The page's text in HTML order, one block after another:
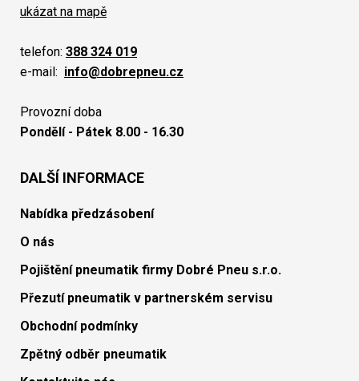
ukázat na mapě
telefon: 388 324 019
e-mail: info@dobrepneu.cz
Provozní doba
Pondělí - Pátek 8.00 - 16.30
DALŠÍ INFORMACE
Nabídka předzásobení
O nás
Pojištění pneumatik firmy Dobré Pneu s.r.o.
Přezutí pneumatik v partnerském servisu
Obchodní podmínky
Zpětný odběr pneumatik